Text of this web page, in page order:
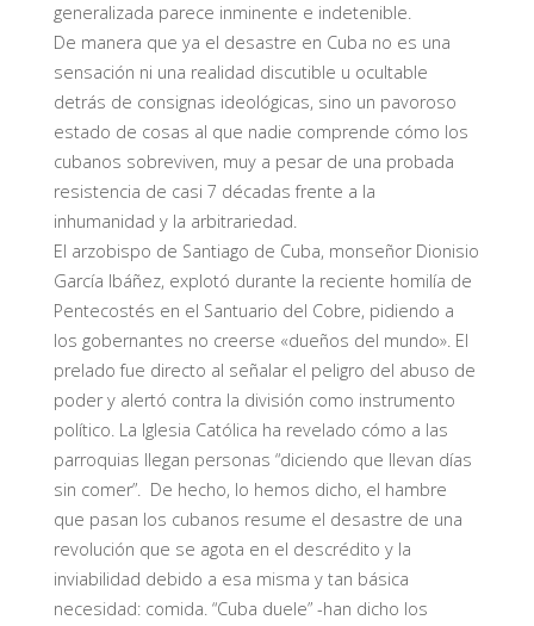
generalizada parece inminente e indetenible.
De manera que ya el desastre en Cuba no es una
sensación ni una realidad discutible u ocultable
detrás de consignas ideológicas, sino un pavoroso
estado de cosas al que nadie comprende cómo los
cubanos sobreviven, muy a pesar de una probada
resistencia de casi 7 décadas frente a la
inhumanidad y la arbitrariedad.
El arzobispo de Santiago de Cuba, monseñor Dionisio
García Ibáñez, explotó durante la reciente homilía de
Pentecostés en el Santuario del Cobre, pidiendo a
los gobernantes no creerse «dueños del mundo». El
prelado fue directo al señalar el peligro del abuso de
poder y alertó contra la división como instrumento
político. La Iglesia Católica ha revelado cómo a las
parroquias llegan personas “diciendo que llevan días
sin comer”. De hecho, lo hemos dicho, el hambre
que pasan los cubanos resume el desastre de una
revolución que se agota en el descrédito y la
inviabilidad debido a esa misma y tan básica
necesidad: comida. “Cuba duele” -han dicho los